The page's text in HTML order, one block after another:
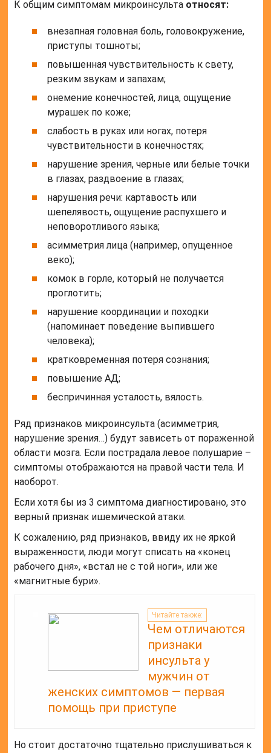
К общим симптомам микроинсульта относят:
внезапная головная боль, головокружение,
приступы тошноты;
повышенная чувствительность к свету,
резким звукам и запахам;
онемение конечностей, лица, ощущение
мурашек по коже;
слабость в руках или ногах, потеря
чувствительности в конечностях;
нарушение зрения, черные или белые точки
в глазах, раздвоение в глазах;
нарушения речи: картавость или
шепелявость, ощущение распухшего и
неповоротливого языка;
асимметрия лица (например, опущенное
веко);
комок в горле, который не получается
проглотить;
нарушение координации и походки
(напоминает поведение выпившего
человека);
кратковременная потеря сознания;
повышение АД;
беспричинная усталость, вялость.
Ряд признаков микроинсульта (асимметрия,
нарушение зрения…) будут зависеть от пораженной
области мозга. Если пострадала левое полушарие –
симптомы отображаются на правой части тела. И
наоборот.
Если хотя бы из 3 симптома диагностировано, это
верный признак ишемической атаки.
К сожалению, ряд признаков, ввиду их не яркой
выраженности, люди могут списать на «конец
рабочего дня», «встал не с той ноги», или же
«магнитные бури».
Читайте также:
Чем отличаются
признаки
инсульта у
мужчин от
женских симптомов — первая
помощь при приступе
Но стоит достаточно тщательно прислушиваться к